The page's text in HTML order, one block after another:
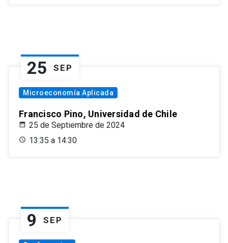
25 SEP
Microeconomía Aplicada
Francisco Pino, Universidad de Chile
25 de Septiembre de 2024
13:35 a 14:30
9 SEP